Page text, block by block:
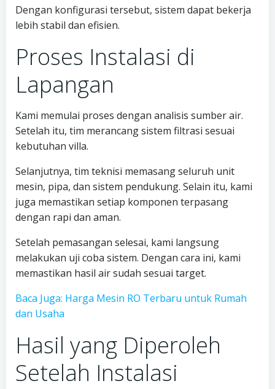
Dengan konfigurasi tersebut, sistem dapat bekerja
lebih stabil dan efisien.
Proses Instalasi di
Lapangan
Kami memulai proses dengan analisis sumber air.
Setelah itu, tim merancang sistem filtrasi sesuai
kebutuhan villa.
Selanjutnya, tim teknisi memasang seluruh unit
mesin, pipa, dan sistem pendukung. Selain itu, kami
juga memastikan setiap komponen terpasang
dengan rapi dan aman.
Setelah pemasangan selesai, kami langsung
melakukan uji coba sistem. Dengan cara ini, kami
memastikan hasil air sudah sesuai target.
Baca Juga: Harga Mesin RO Terbaru untuk Rumah
dan Usaha
Hasil yang Diperoleh
Setelah Instalasi